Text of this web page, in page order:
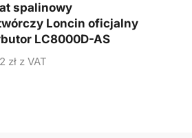
spalinowy
Loncin oficjalny
LC8000D-AS
złz VAT